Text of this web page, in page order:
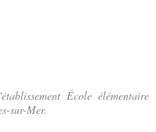
École élémentaire
sur-Mer.